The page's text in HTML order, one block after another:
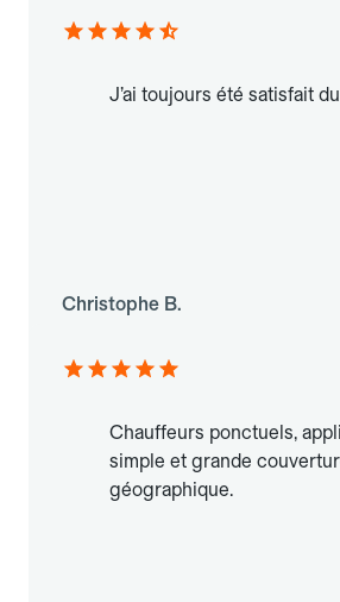
J’ai toujours été satisfait
Christophe B.
Chauffeurs ponctuels,
simple et grande
géographique.